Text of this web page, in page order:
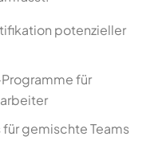
potenzieller
für
gemischte Teams